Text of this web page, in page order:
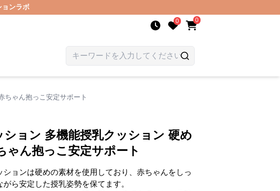
ョンラボ
0 0
ちゃん抱っこ安定サポート
ション 多機能授乳クッション 硬め
ゃん抱っこ安定サポート
ションは硬めの素材を使用しており、赤ちゃんをしっ
ら安定した授乳姿勢を保てます。